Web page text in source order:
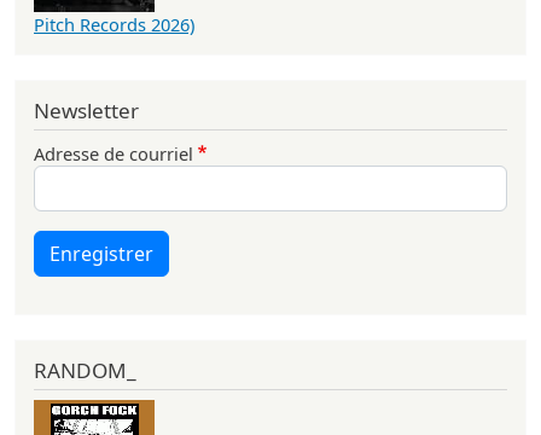
Pitch Records 2026)
Newsletter
Adresse de courriel
Enregistrer
RANDOM_